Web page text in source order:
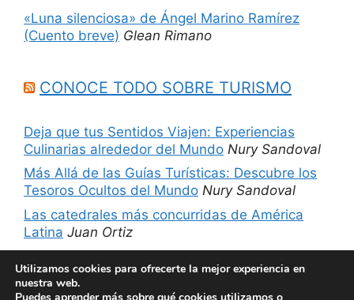
«Luna silenciosa» de Ángel Marino Ramírez
(Cuento breve) Glean Rimano
CONOCE TODO SOBRE TURISMO
Deja que tus Sentidos Viajen: Experiencias
Culinarias alrededor del Mundo Nury Sandoval
Más Allá de las Guías Turísticas: Descubre los
Tesoros Ocultos del Mundo Nury Sandoval
Las catedrales más concurridas de América
Latina Juan Ortiz
Unidos Nury Sandoval
Utilizamos cookies para ofrecerte la mejor experiencia en
nuestra web.